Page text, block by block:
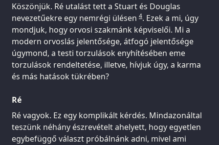
Köszönjük. Ré utalást tett a Stuart és Douglas
nevezetűekre egy nemrégi ülésen 4. Ezek a mi, úgy
mondjuk, hogy orvosi szakmánk képviselői. Mi a
modern orvoslás jelentősége, átfogó jelentősége
úgymond, a testi torzulások enyhítésében eme
torzulások rendeltetése, illetve, hívjuk úgy, a karma
és más hatások tükrében?
Ré
Ré vagyok. Ez egy komplikált kérdés. Mindazonáltal
teszünk néhány észrevételt ahelyett, hogy egyetlen
egybefüggő választ próbálnánk adni, mivel ami